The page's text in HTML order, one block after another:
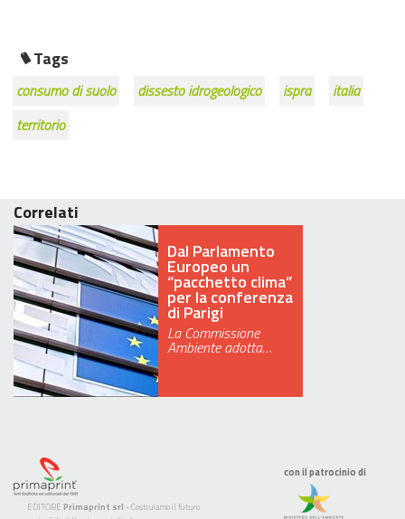
Tags
consumo di suolo dissesto idrogeologico ispra
italia
territorio
Correlati
Dal Parlamento
Europeo un
“pacchetto clima”
per la conferenza
di Parigi
La Commissione
Ambiente adotta…
EDITORE Primaprint srl - Costruiamo il futuro
con il patrocinio di